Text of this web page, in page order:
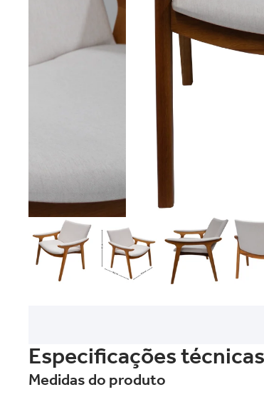
Especificações técnicas
Medidas do produto